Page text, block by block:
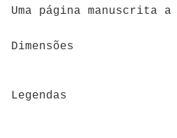
Uma página manuscrita
Dimensões
Legendas